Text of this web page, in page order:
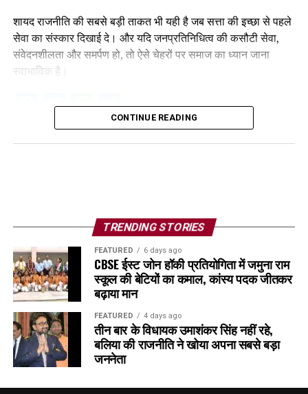
शायद राजनीति की सबसे बड़ी ताकत भी यही है जब सत्ता की इच्छा से पहले
सेवा का संस्कार दिखाई दे। और यदि जनप्रतिनिधित्व की कसौटी सेवा,
संवेदनशीलता और समर्पण हो, तो ऐसे चेहरों पर समाज का ध्यान जाना
स्वाभाविक है।
Facebook
Twitter
WhatsApp
Share
CONTINUE READING
TRENDING STORIES
FEATURED 6 days ago
CBSE ईस्ट जोन हॉकी प्रतियोगिता में जमुना राम
स्कूल की बेटियों का कमाल, कांस्य पदक जीतकर
बढ़ाया मान
FEATURED 4 days ago
तीन बार के विधायक उमाशंकर सिंह नहीं रहे,
बलिया की राजनीति ने खोया अपना सबसे बड़ा
जननेता